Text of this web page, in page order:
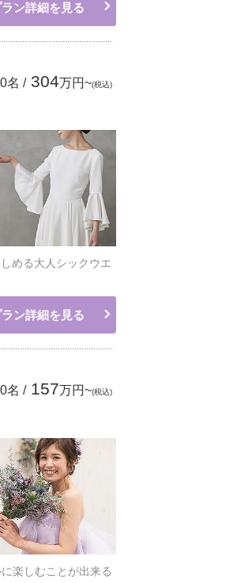
ン詳細を見る
名 /304万円~(税込)
める大人シックウエ
ン詳細を見る
名 /157万円~(税込)
楽しむことが出来る